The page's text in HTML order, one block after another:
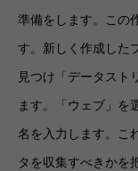
準備をします。この
す。新しく作成した
見つけ「データスト
ます。「ウェブ」を
名を入力します。こ
タを収集すべきかを